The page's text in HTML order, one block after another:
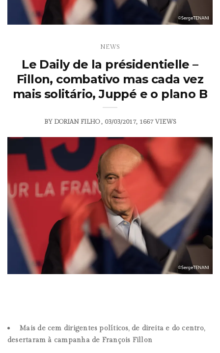
NEWS
Le Daily de la présidentielle –
Fillon, combativo mas cada vez
mais solitário, Juppé e o plano B
BY DORIAN FILHO 03/03/2017 1667 VIEWS
Mais de cem dirigentes políticos, de direita e do centro,
desertaram à campanha de François Fillon